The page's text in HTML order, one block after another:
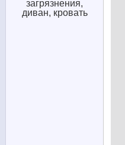
загрязнения,
диван, кровать